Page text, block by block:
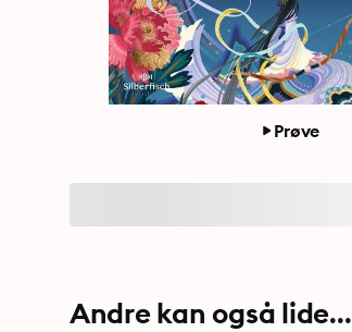
Prøve
Andre kan også lide...